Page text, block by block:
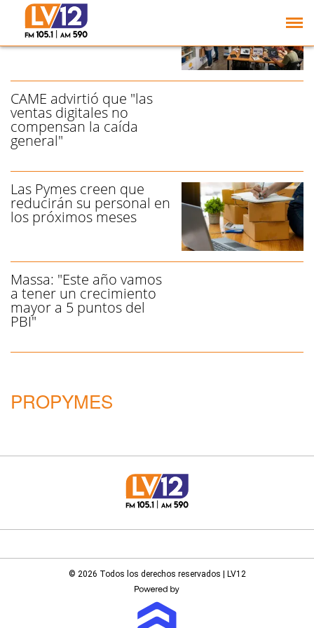
Pymes impulsan una Ley
de Salvataje Nacional
CAME advirtió que "las
ventas digitales no
compensan la caída
general"
Las Pymes creen que
reducirán su personal en
los próximos meses
Massa: "Este año vamos
a tener un crecimiento
mayor a 5 puntos del
PBI"
PROPYMES
© 2026 Todos los derechos reservados | LV12